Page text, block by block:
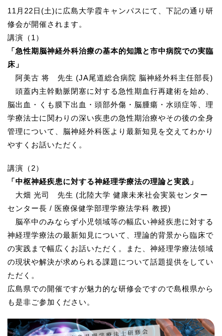
11月22日(土)に広島大学霞キャンパスにて、下記の通り研
修会が開催されます。
講演（1）
「急性期脳神経外科治療の基本的知識と市中病院での実臨
床」
阿美古 将 先生 (JA尾道総合病院 脳神経外科主任部長)
頭蓋内主幹動脈閉塞に対する急性期血行再建術を始め、
脳出血・くも膜下出血・頭部外傷・脳腫瘍・水頭症等、理
学療法士に関わりの深い疾患の急性期治療やその後の全身
管理について、脳神経外科医より最新知見を交えてわかり
やすくお話いただく。
講演（2）
「中枢神経疾患に対する神経理学療法の理論と実践」
大畑 光司 先生 (北陸大学 健康未来社会実装センター
センター長 / 医療保健学部理学療法学科 教授)
脳卒中のみならず小児領域等の幅広い神経疾患に対する
神経理学療法の最新知見について、理論的背景から臨床で
の実践まで幅広くお話いただく。また、神経理学療法領域
の現状や解決が求められる課題について話題提供をしてい
ただく。
広島県での開催ですが魅力的な研修会ですので島根県から
も是非ご参加ください。